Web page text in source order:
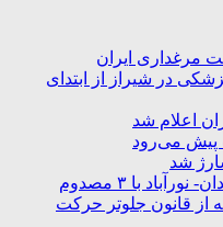
مرغداری ایران
در شیراز از ابتدای
اعلام شد
پیش می‌رود
از قانون جلوتر حرکت